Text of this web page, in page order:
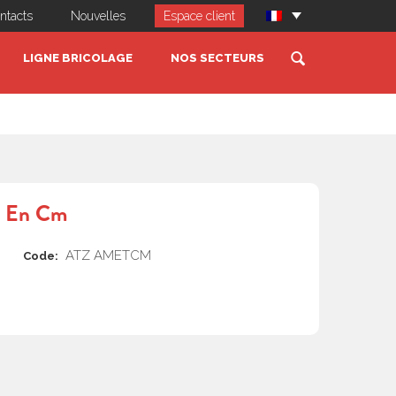
Nouvelles Espace client
LIGNE BRICOLAGE NOS SECTEURS
En Cm
Code: ATZ AMETCM